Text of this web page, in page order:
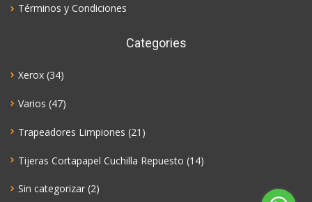
Términos y Condiciones
Categories
Xerox (34)
Varios (47)
Trapeadores Limpiones (21)
Tijeras Cortapapel Cuchilla Repuesto (14)
Sin categorizar (2)